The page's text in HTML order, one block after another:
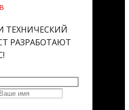
ТЕХНИЧЕСКИЙ
РАЗРАБОТАЮТ